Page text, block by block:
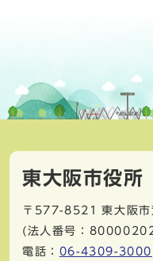
東大阪市役所
〒577-8521
東大阪
(法人番号：
電話： 06-4309-3000